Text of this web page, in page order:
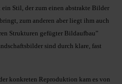
Stil, der zum einen abstrakte Bilder
zum anderen aber liegt ihm auch
Strukturen gefügter Bildaufbau”
sind durch klare, fast
konkreten Reproduktion kam es von